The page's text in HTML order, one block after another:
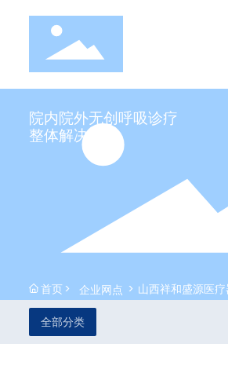
首页 企业网点 山西祥和盛源医
院内院外无创呼吸诊疗
整体解决方案
全部分类